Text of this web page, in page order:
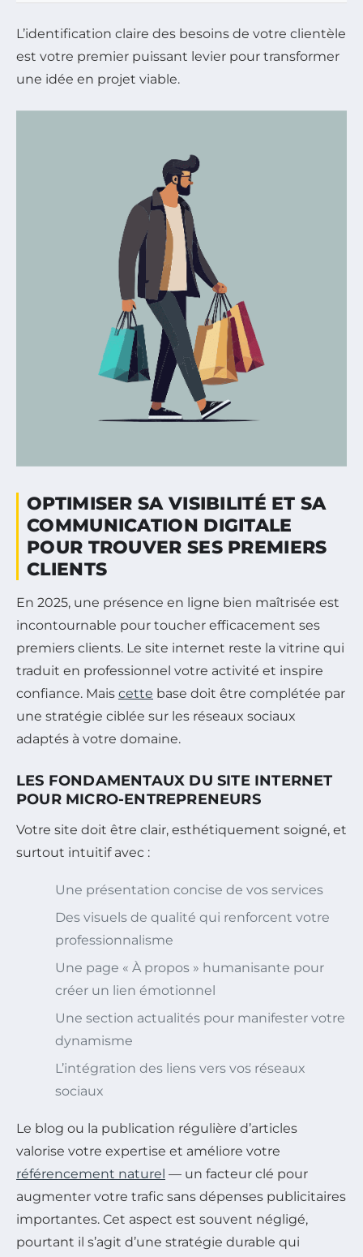
L’identification claire des besoins de votre clientèle
est votre premier puissant levier pour transformer
une idée en projet viable.
OPTIMISER SA VISIBILITÉ ET SA
COMMUNICATION DIGITALE
POUR TROUVER SES PREMIERS
CLIENTS
En 2025, une présence en ligne bien maîtrisée est
incontournable pour toucher efficacement ses
premiers clients. Le site internet reste la vitrine qui
traduit en professionnel votre activité et inspire
confiance. Mais cette base doit être complétée par
une stratégie ciblée sur les réseaux sociaux
adaptés à votre domaine.
LES FONDAMENTAUX DU SITE INTERNET
POUR MICRO-ENTREPRENEURS
Votre site doit être clair, esthétiquement soigné, et
surtout intuitif avec :
Une présentation concise de vos services
Des visuels de qualité qui renforcent votre
professionnalisme
Une page « À propos » humanisante pour
créer un lien émotionnel
Une section actualités pour manifester votre
dynamisme
L’intégration des liens vers vos réseaux
sociaux
Le blog ou la publication régulière d’articles
valorise votre expertise et améliore votre
référencement naturel — un facteur clé pour
augmenter votre trafic sans dépenses publicitaires
importantes. Cet aspect est souvent négligé,
pourtant il s’agit d’une stratégie durable qui